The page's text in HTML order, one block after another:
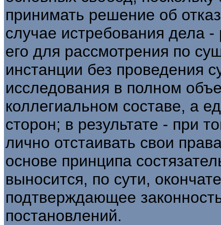
принимать решение об
случае истребования дела
его для рассмотрения по
инстанции без проведения
исследования в полном
коллегиальном составе, а
сторон; в результате - при
лично отстаивать свои
основе принципа
выносится, по сути,
подтверждающее
постановлений.